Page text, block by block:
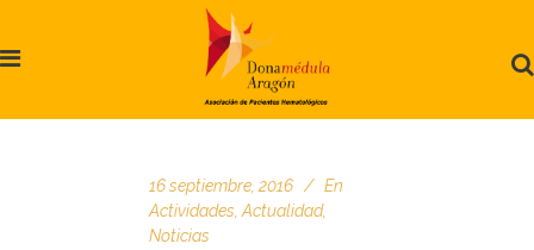
16 septiembre, 2016
En
Actividades Actualidad,
Noticias